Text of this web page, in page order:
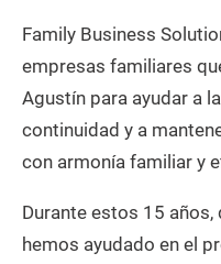
Family Business
empresas familiares
Agustín para ayudar a
continuidad y a
con armonía familiar y
Durante estos 15
hemos ayudado en el